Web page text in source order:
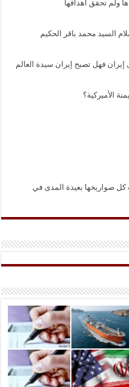
ولم تحقق اهدافها
السيد محمد باقر الحكيم
فهل تصبح إيران سيدة العالم
الأميركية؟
كل صواريخها بعيدة المدى في